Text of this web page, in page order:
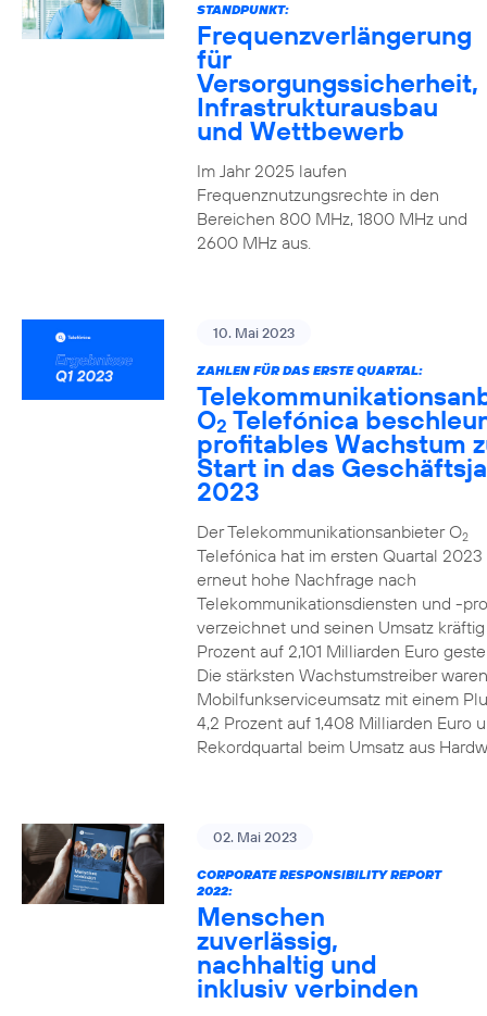
STANDPUNKT:
Frequenzverlängerung
für
Versorgungssicherheit,
Infrastrukturausbau
und Wettbewerb
Im Jahr 2025 laufen
Frequenznutzungsrechte in den
Bereichen 800 MHz, 1800 MHz und
2600 MHz aus.
10. Mai 2023
ZAHLEN FÜR DAS ERSTE QUARTAL:
O2 Telefónica
profitables Wachstum
Start in das
2023
Der Telekommunikationsanbieter O2
Telefónica hat im ersten Quartal 2023
erneut hohe Nachfrage nach
Telekommunikationsdiensten und -
verzeichnet und seinen Umsatz
Prozent auf 2,101 Milliarden Euro
Die stärksten Wachstumstreiber
Mobilfunkserviceumsatz mit einem
4,2 Prozent auf 1,408 Milliarden Euro
Rekordquartal beim Umsatz aus
02. Mai 2023
CORPORATE RESPONSIBILITY REPORT
2022:
Menschen
zuverlässig,
nachhaltig und
inklusiv verbinden